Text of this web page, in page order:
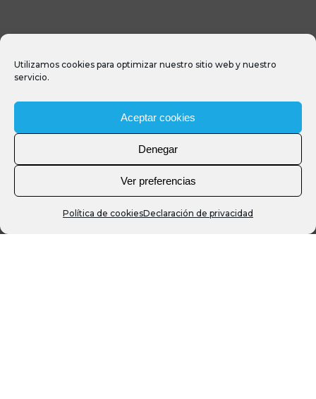
Utilizamos cookies para optimizar nuestro sitio web y nuestro
servicio.
Aceptar cookies
Denegar
Ver preferencias
Política de cookiesDeclaración de privacidad